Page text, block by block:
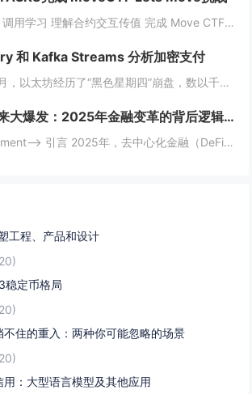
需求 完成 CLI 调用学习 理解合约交互传值 完成 Move CTF Lets Move 一、任务指南 合约部署地址: 0x097a3833b6b5c62ca6ad10f0509dffdadff7ce31e1...
和 Kafka Streams 分析加密支付
在2020 年 3 月，以太坊经历了“黑色星期四”崩盘，数以千计的 DeFi（去中心化金融）清算被同时触发，导致网络费用从 20 gwei 飙升至 200 gwei 以上。那些能够监控并对内存池数据做出反应的人幸存下来，而那些无法做到的人则...
DeFi即将迎来大爆发：2025年金融变革的背后逻辑与机会
<!--StartFragment--> 引言 2025年，去中心化金融（DeFi）可能迎来一个重要的爆发时期。根据近期的新闻热点，多个因素正在推动这一趋势的到来。首先，美国政府计划建立比特币战略储备，并配合发行ETF等债务...
工程、产品和设计
稳定币格局
住的重入：两种你可能忽略的场景
用：大型语言模型及其他应用